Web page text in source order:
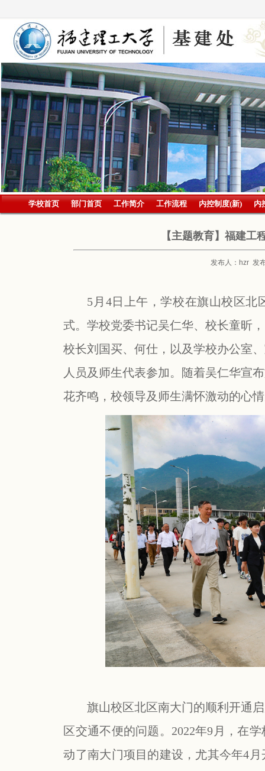
学校首页 部门首页 工作简介 工作流程 内控制度(新) 内
【主题教育】福建工
发布人：hzr 发
5 月 4日上午，学校在旗山校区北
式。学校党委书记吴仁华、校长童昕
校长刘国买、何仕，以及学校办公室
人员及师生代表参加。随着吴仁华宣
花齐鸣，校领导及师生满怀激动的心
旗山校区北区南大门的顺利开通
区交通不便的问题。 2022年9 月，在
动了南大门项目的建设，尤其今年4